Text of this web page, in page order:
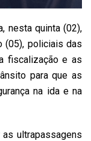
nesta quinta (02),
(05), policiais das
fiscalização e as
para que as
na ida e na
ultrapassagens